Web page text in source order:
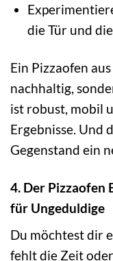
die Tür und
Ein Pizzaofen
nachhaltig,
ist robust, mobil
Ergebnisse. Und
Gegenstand ein
4. Der Pizzaofen
für Ungeduldige
Du möchtest dir
fehlt die Zeit